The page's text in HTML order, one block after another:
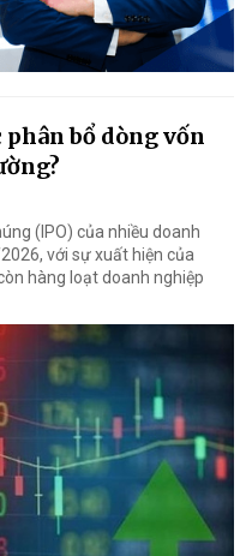
phân bổ dòng vốn
(IPO) của nhiều doanh
với sự xuất hiện của
hàng loạt doanh nghiệp